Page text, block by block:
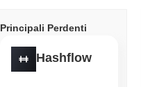
Principali Perdenti
Hashflow